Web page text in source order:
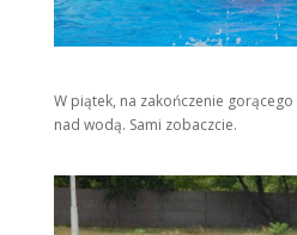
W piątek, na zakończenie
nad wodą. Sami zobaczcie.